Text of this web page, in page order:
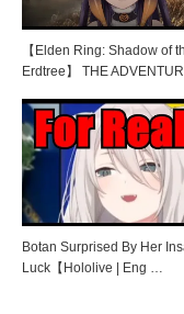
【Elden Ring: Shadow of
Erdtree】 THE
Botan Surprised By Her
Luck【Hololive | Eng …